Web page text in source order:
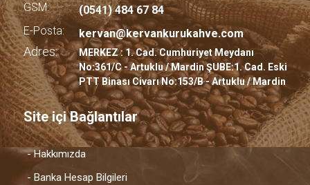
GSM:
(0541) 484 67 84
E-Posta:
kervan@kervankurukahve.com
Adres:
MERKEZ : 1. Cad. Cumhuriyet Meydanı
No:361/C - Artuklu / Mardin ŞUBE:1. Cad. Eski
PTT Binası Civarı No:153/B - Artuklu / Mardin
Site içi Bağlantılar
- Hakkımızda
- Banka Hesap Bilgileri